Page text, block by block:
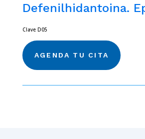
Defenilhidantoina.
Clave D05
AGENDA TU CITA